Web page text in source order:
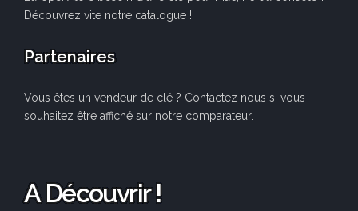
Découvrez vite notre catalogue !
Partenaires
Vous êtes un vendeur de clé ? Contactez nous si vous
souhaitez être affiché sur notre comparateur.
A Découvrir !